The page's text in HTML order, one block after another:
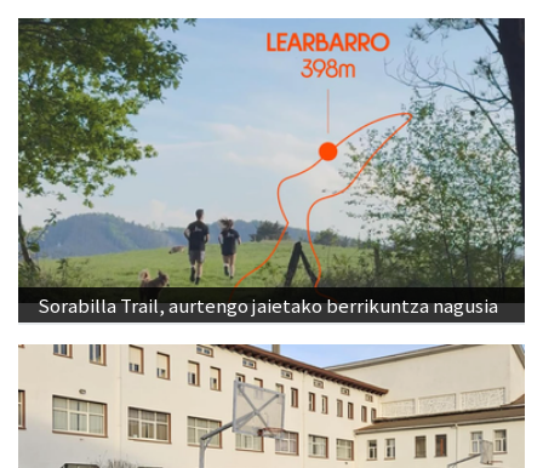
Sorabilla Trail, aurtengo jaietako berrikuntza nagusia